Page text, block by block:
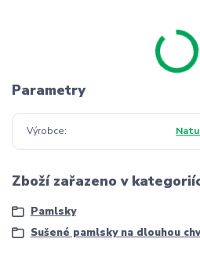
Parametry
Výrobce
Zboží zařazeno v
Pamlsky
Sušené pamlsky na dlouhou